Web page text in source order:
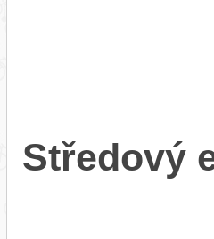
Středový